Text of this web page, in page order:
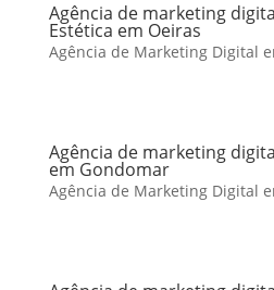
Agência de marketing
Estética em Oeiras
Agência de Marketing Digital
Agência de marketing
em Gondomar
Agência de Marketing Digital